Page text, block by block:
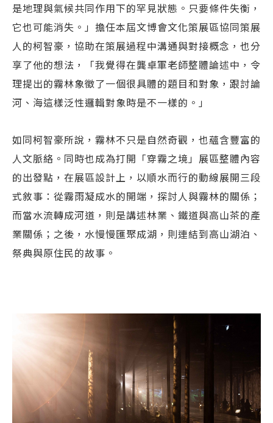
是地理與氣候共同作用下的罕見狀態。只要條件失衡，
它也可能消失。」擔任本屆文博會文化策展區協同策展
人的柯智豪，協助在策展過程中溝通與對接概念，也分
享了他的想法，「我覺得在龔卓軍老師整體論述中，令
理提出的霧林象徵了一個很具體的題目和對象，跟討論
河、海這樣泛性邏輯對象時是不一樣的。」
如同柯智豪所說，霧林不只是自然奇觀，也蘊含豐富的
人文脈絡。同時也成為打開「穿霧之境」展區整體內容
的出發點，在展區設計上，以順水而行的動線展開三段
式敘事：從霧雨凝成水的開端，探討人與霧林的關係；
而當水流轉成河道，則是講述林業、鐵道與高山茶的產
業關係；之後，水慢慢匯聚成湖，則連結到高山湖泊、
祭典與原住民的故事。